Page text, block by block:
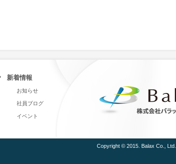
新着情報
お知らせ
社員ブログ
イベント
Copyright © 2015. Balax Co.,